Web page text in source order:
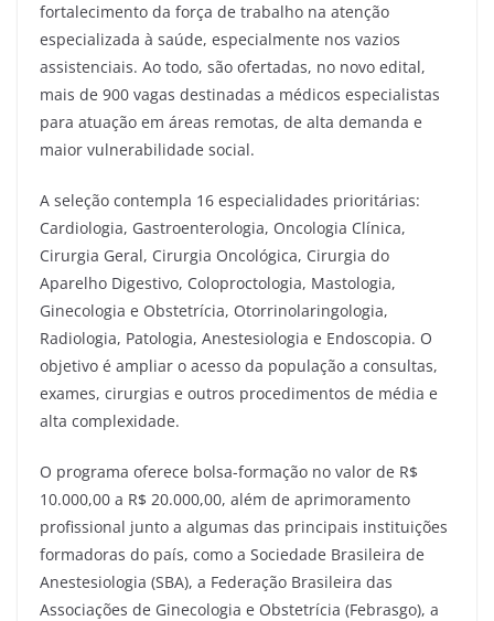
fortalecimento da força de trabalho na atenção
especializada à saúde, especialmente nos vazios
assistenciais. Ao todo, são ofertadas, no novo edital,
mais de 900 vagas destinadas a médicos especialistas
para atuação em áreas remotas, de alta demanda e
maior vulnerabilidade social.
A seleção contempla 16 especialidades prioritárias:
Cardiologia, Gastroenterologia, Oncologia Clínica,
Cirurgia Geral, Cirurgia Oncológica, Cirurgia do
Aparelho Digestivo, Coloproctologia, Mastologia,
Ginecologia e Obstetrícia, Otorrinolaringologia,
Radiologia, Patologia, Anestesiologia e Endoscopia. O
objetivo é ampliar o acesso da população a consultas,
exames, cirurgias e outros procedimentos de média e
alta complexidade.
O programa oferece bolsa-formação no valor de R$
10.000,00 a R$ 20.000,00, além de aprimoramento
profissional junto a algumas das principais instituições
formadoras do país, como a Sociedade Brasileira de
Anestesiologia (SBA), a Federação Brasileira das
Associações de Ginecologia e Obstetrícia (Febrasgo), a